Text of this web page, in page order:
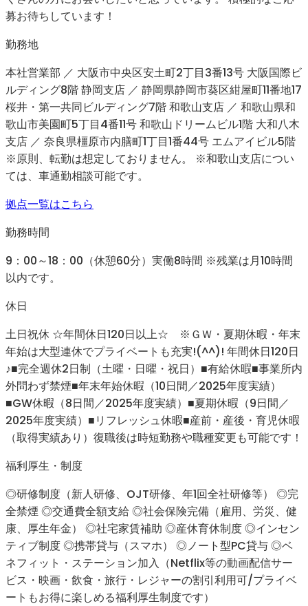
募お待ちしています！
勤務地
本社営業部 ／ 大阪市中央区安土町2丁目3番13号 大阪国際ビ
ルディング8階 静岡支店 ／ 静岡県静岡市葵区紺屋町11番地17
桜井・第一共同ビルディング7階 和歌山支店 ／ 和歌山県和
歌山市美園町5丁目4番11号 和歌山ドリームビル1階 大和八木
支店 ／ 奈良県橿原市内膳町1丁目1番44号 エムアイビル5階
※原則、転勤は想定しておりません。 ※和歌山支店につい
ては、車通勤相談可能です。
拠点一覧はこちら
勤務時間
9：00～18：00（休憩60分）実働8時間 ※残業は月10時間
以内です。
休日
土日祝休 ☆年間休日120日以上☆ ※ＧＷ・夏期休暇・年末
年始は大型連休でプライベートも充実!(^^)! 年間休日120日
♪■完全週休2日制（土曜・日曜・祝日）■有給休暇■事業所内
外問わず禁煙■年末年始休暇（10日間／2025年度実績）
■GW休暇（8日間／2025年度実績）■夏期休暇（9日間／
2025年度実績）■リフレッシュ休暇■産前・産後・育児休暇
（取得実績あり）復職後は時短勤務や職種変更も可能です！
福利厚生・制度
◎研修制度（新人研修、OJT研修、年1回全社研修等） ◎完
全禁煙 ◎交通費全額支給 ◎社会保険完備（雇用、労災、健
康、厚生年金） ◎社宅家賃補助 ◎産休育休制度 ◎インセン
ティブ制度 ◎携帯貸与（スマホ） ◎ノート型PC貸与 ◎ベ
ネフィット・ステーション加入（Netflix等の動画配信サー
ビス・映画・飲食・旅行・レジャーの割引利用可/プライベ
ートもお得に楽しめる福利厚生制度です）